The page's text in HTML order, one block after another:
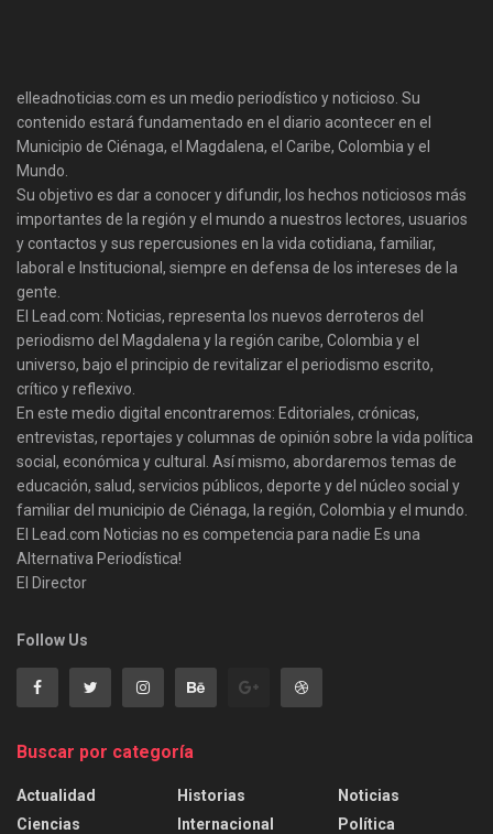
elleadnoticias.com es un medio periodístico y noticioso. Su
contenido estará fundamentado en el diario acontecer en el
Municipio de Ciénaga, el Magdalena, el Caribe, Colombia y el
Mundo.
Su objetivo es dar a conocer y difundir, los hechos noticiosos más
importantes de la región y el mundo a nuestros lectores, usuarios
y contactos y sus repercusiones en la vida cotidiana, familiar,
laboral e Institucional, siempre en defensa de los intereses de la
gente.
El Lead.com: Noticias, representa los nuevos derroteros del
periodismo del Magdalena y la región caribe, Colombia y el
universo, bajo el principio de revitalizar el periodismo escrito,
crítico y reflexivo.
En este medio digital encontraremos: Editoriales, crónicas,
entrevistas, reportajes y columnas de opinión sobre la vida política
social, económica y cultural. Así mismo, abordaremos temas de
educación, salud, servicios públicos, deporte y del núcleo social y
familiar del municipio de Ciénaga, la región, Colombia y el mundo.
El Lead.com Noticias no es competencia para nadie Es una
Alternativa Periodística!
El Director
Follow Us
Buscar por categoría
Actualidad
Ciencias
Historias
Internacional
Noticias
Política